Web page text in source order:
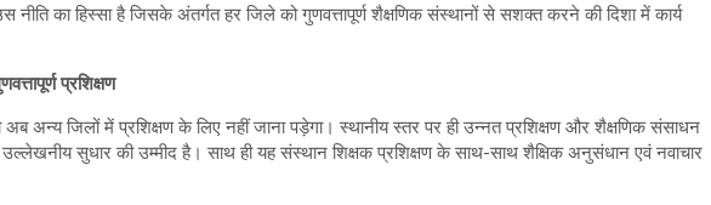
नीति का हिस्सा है जिसके अंतर्गत हर जिले को गुणवत्तापूर्ण शैक्षणिक संस्थानों से सशक्त करने की दिशा में कार्य
प्रशिक्षण
अन्य जिलों में प्रशिक्षण के लिए नहीं जाना पड़ेगा। स्थानीय स्तर पर ही उन्नत प्रशिक्षण और शैक्षणिक संसाधन
सुधार की उम्मीद है। साथ ही यह संस्थान शिक्षक प्रशिक्षण के साथ-साथ शैक्षिक अनुसंधान एवं नवाचार